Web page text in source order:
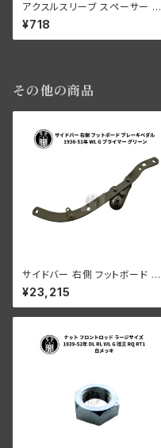
アクスルスリーブ スペーサー ハ
ーレーダビッドソン 1935-52年
RL WL クロームメッキ
¥718
その他の商品
サイドバー 右側 フットボード ブ
レーキペダル ハーレーダビッド
ソン 1936-51年 WL G プライ
マー グリーン
¥23,215